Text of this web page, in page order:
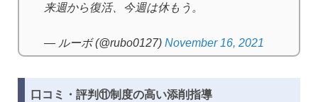
来週から復活、今週は休もう。
— ルーボ (@rubo0127) November 16, 2021
口コミ・評判⑪制度の高い添削指導